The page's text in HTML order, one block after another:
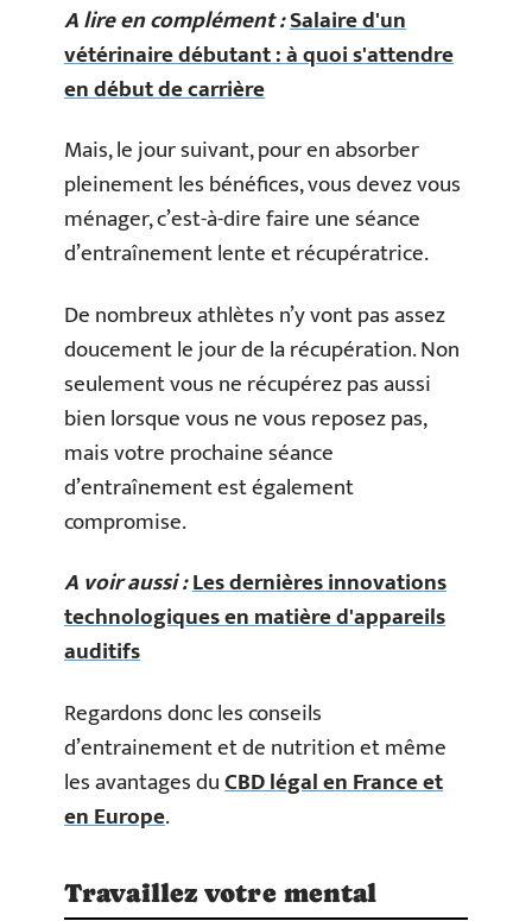
A lire en complément :Salaire d'un
vétérinaire débutant : à quoi s'attendre
en début de carrière
Mais, le jour suivant, pour en absorber
pleinement les bénéfices, vous devez vous
ménager, c’est-à-dire faire une séance
d’entraînement lente et récupératrice.
De nombreux athlètes n’y vont pas assez
doucement le jour de la récupération. Non
seulement vous ne récupérez pas aussi
bien lorsque vous ne vous reposez pas,
mais votre prochaine séance
d’entraînement est également
compromise.
A voir aussi :Les dernières innovations
technologiques en matière d'appareils
auditifs
Regardons donc les conseils
d’entrainement et de nutrition et même
les avantages duCBD légal en France et
en Europe.
Travaillez votre mental